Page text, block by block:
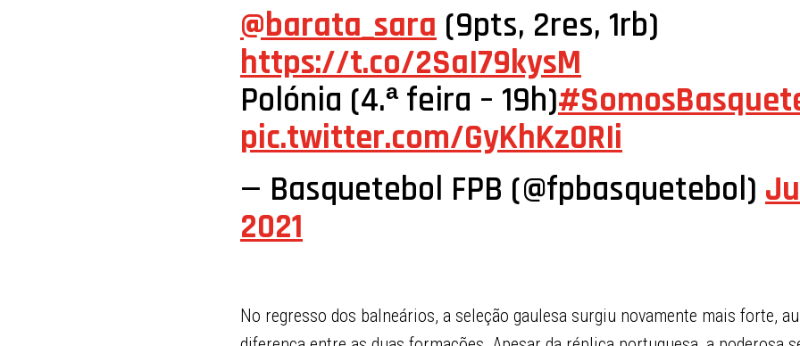
@barata_sara (9pts, 2res, 1rb)
https://t.co/2SaI79kysM
Polónia (4.ª feira – 19h)
pic.twitter.com/GyKhKz0RIi
— Basquetebol FPB (@fpbasquetebol)
2021
No regresso dos balneários, a seleção gaulesa surgiu novamente mais forte,